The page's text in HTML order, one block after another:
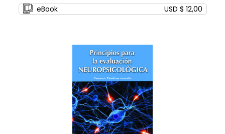
eBook
USD $ 12,00